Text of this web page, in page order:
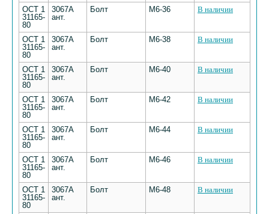
ОСТ 1
31165-
80
3067А
ант.
Болт М6-36 В наличии
ОСТ 1
31165-
80
3067А
ант.
Болт М6-38 В наличии
ОСТ 1
31165-
80
3067А
ант.
Болт М6-40 В наличии
ОСТ 1
31165-
80
3067А
ант.
Болт М6-42 В наличии
ОСТ 1
31165-
80
3067А
ант.
Болт М6-44 В наличии
ОСТ 1
31165-
80
3067А
ант.
Болт М6-46 В наличии
ОСТ 1
31165-
80
3067А
ант.
Болт М6-48 В наличии